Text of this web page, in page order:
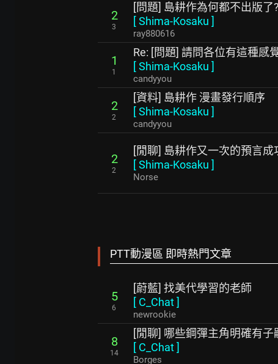
2
3
[問題] 島耕作為何都不出版了?
[Shima-Kosaku ]
ray880616
1
1
Re: [問題] 請問各位有這種感
[Shima-Kosaku ]
candyyou
2
2
[資料] 島耕作 漫畫發行順序
[Shima-Kosaku ]
candyyou
2
2
[閒聊] 島耕作又一次的預言成
[Shima-Kosaku ]
Norse
PTT動漫區 即時熱門文章
5
6
[蔚藍] 找美代學習的老師
[ C_Chat]
newrookie
8
14
[閒聊] 哪些鋼彈主角明確有子
[ C_Chat]
Borges